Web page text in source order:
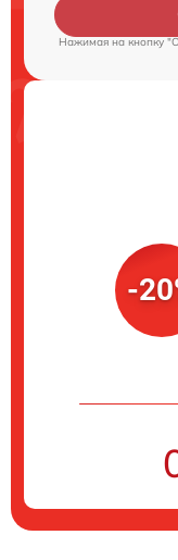
Нажимая на кнопку
-